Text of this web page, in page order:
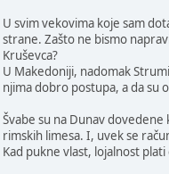
U svim vekovima koje sam
strane. Zašto ne bismo
Kruševca?
U Makedoniji, nadomak
njima dobro postupa, a da su
Švabe su na Dunav
rimskih limesa. I, uvek se
Kad pukne vlast, lojalnost